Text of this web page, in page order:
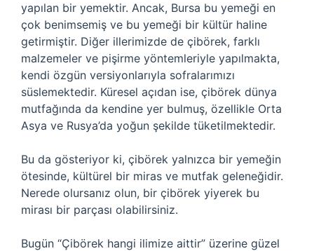
yapılan bir yemektir. Ancak, Bursa bu yemeği en
çok benimsemiş ve bu yemeği bir kültür haline
getirmiştir. Diğer illerimizde de çibörek, farklı
malzemeler ve pişirme yöntemleriyle yapılmakta,
kendi özgün versiyonlarıyla sofralarımızı
süslemektedir. Küresel açıdan ise, çibörek dünya
mutfağında da kendine yer bulmuş, özellikle Orta
Asya ve Rusya’da yoğun şekilde tüketilmektedir.
Bu da gösteriyor ki, çibörek yalnızca bir yemeğin
ötesinde, kültürel bir miras ve mutfak geleneğidir.
Nerede olursanız olun, bir çibörek yiyerek bu
mirası bir parçası olabilirsiniz.
Bugün “Çibörek hangi ilimize aittir” üzerine güzel